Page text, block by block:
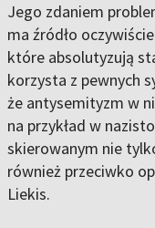
Jego zdaniem
ma źródło
które absolutyzują
korzysta z pewnych
że antysemityzm w
na przykład w
skierowanym nie
również przeciwko
Liekis.